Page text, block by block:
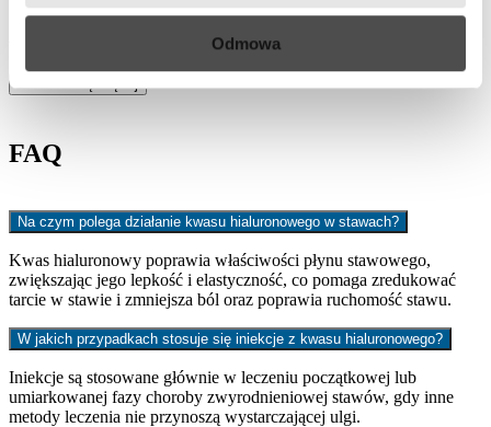
Odmowa
Specjalista ortopedii i traumatologii narządu ruchu specjalizujący się
w chirurgii stopy i stawu skokowego.
FAQ
Na czym polega działanie kwasu hialuronowego w stawach?
Kwas hialuronowy poprawia właściwości płynu stawowego,
zwiększając jego lepkość i elastyczność, co pomaga zredukować
tarcie w stawie i zmniejsza ból oraz poprawia ruchomość stawu.
W jakich przypadkach stosuje się iniekcje z kwasu hialuronowego?
Iniekcje są stosowane głównie w leczeniu początkowej lub
umiarkowanej fazy choroby zwyrodnieniowej stawów, gdy inne
metody leczenia nie przynoszą wystarczającej ulgi.